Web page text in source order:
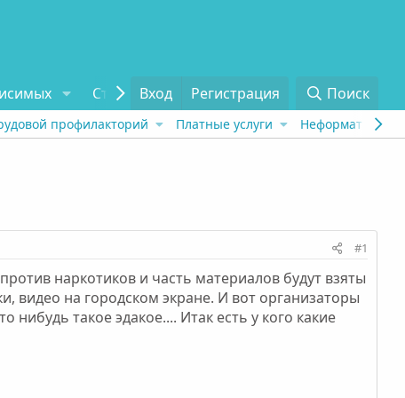
Статьи Отзывы О проекте
Вход Регистрация Поиск
профилакторий Платные услуги Неформат
#1
наркотиков и часть материалов будут взяты
видео на городском экране. И вот организаторы
такое эдакое.... Итак есть у кого какие